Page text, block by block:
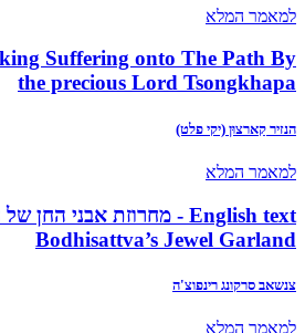
למאמר המלא
Suffering onto The Path By
the precious Lord Tsongkhapa
הנזיר קַארצוּן (יקי פלט)
למאמר המלא
Bodhisattva’s Jewel Garland
צנשאב סרקונג רינפוצ'ה
למאמר המלא